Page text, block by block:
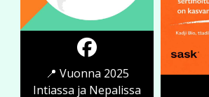
📍 Vuonna 2025
Intiassa ja Nepalissa